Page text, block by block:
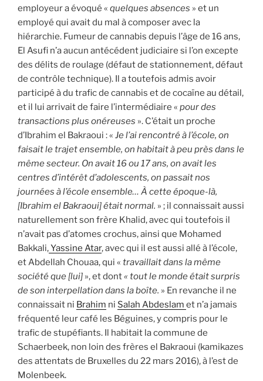
employeur a évoqué « quelques absences » et un
employé qui avait du mal à composer avec la
hiérarchie. Fumeur de cannabis depuis l’âge de 16 ans,
El Asufi n’a aucun antécédent judiciaire si l’on excepte
des délits de roulage (défaut de stationnement, défaut
de contrôle technique). Il a toutefois admis avoir
participé à du trafic de cannabis et de cocaïne au détail,
et il lui arrivait de faire l’intermédiaire « pour des
transactions plus onéreuses ». C’était un proche
d’Ibrahim el Bakraoui : « Je l’ai rencontré à l’école, on
faisait le trajet ensemble, on habitait à peu près dans le
même secteur. On avait 16 ou 17 ans, on avait les
centres d’intérêt d’adolescents, on passait nos
journées à l’école ensemble… À cette époque-là,
[Ibrahim el Bakraoui] était normal. » ; il connaissait aussi
naturellement son frère Khalid, avec qui toutefois il
n’avait pas d’atomes crochus, ainsi que Mohamed
Bakkali,Yassine Atar, avec qui il est aussi allé à l’école,
et Abdellah Chouaa, qui « travaillait dans la même
société que [lui] », et dont« tout le monde était surpris
de son interpellation dans la boîte. » En revanche il ne
connaissait ni Brahim ni Salah Abdeslam et n’a jamais
fréquenté leur café les Béguines, y compris pour le
trafic de stupéfiants. Il habitait la commune de
Schaerbeek, non loin des frères el Bakraoui (kamikazes
des attentats de Bruxelles du 22 mars 2016), à l’est de
Molenbeek.